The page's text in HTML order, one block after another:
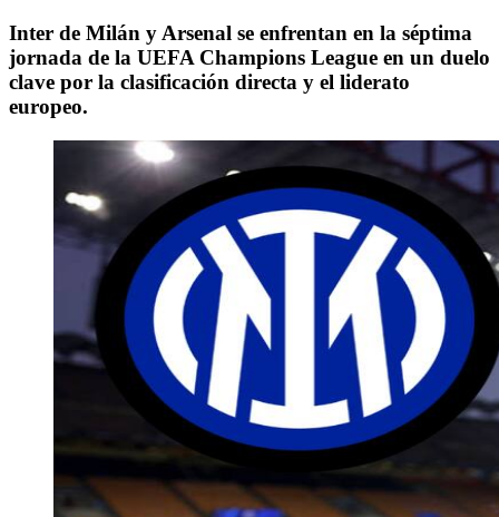
Inter de Milán y Arsenal se enfrentan en la séptima
jornada de la UEFA Champions League en un duelo
clave por la clasificación directa y el liderato
europeo.